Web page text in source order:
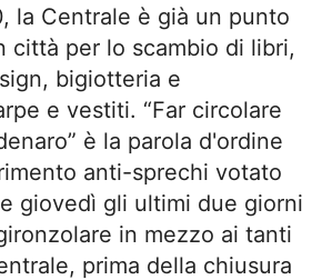
la Centrale è già un punto
città per lo scambio di libri,
bigiotteria e
e vestiti. “Far circolare
è la parola d'ordine
anti-sprechi votato
giovedì gli ultimi due giorni
in mezzo ai tanti
prima della chiusura